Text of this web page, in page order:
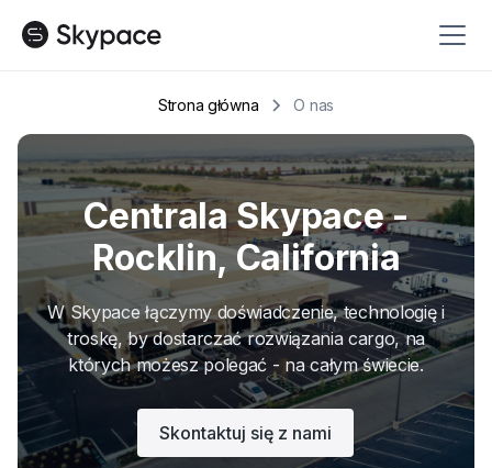
Strona główna O nas
Centrala Skypace -
Rocklin, California
W Skypace łączymy doświadczenie, technologię i
troskę, by dostarczać rozwiązania cargo, na
których możesz polegać - na całym świecie.
Skontaktuj się z nami